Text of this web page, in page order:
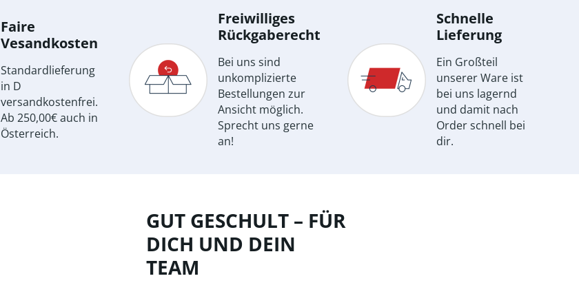
Faire
Vesandkosten
Standardlieferung
in D
versandkostenfrei.
Ab 250,00€ auch in
Österreich.
Freiwilliges
Rückgaberecht
Bei uns sind
unkomplizierte
Bestellungen zur
Ansicht möglich.
Sprecht uns gerne
an!
Schnelle
Lieferung
Ein Großteil
unserer Ware ist
bei uns lagernd
und damit nach
Order schnell bei
dir.
GUT GESCHULT – FÜR
DICH UND DEIN
TEAM